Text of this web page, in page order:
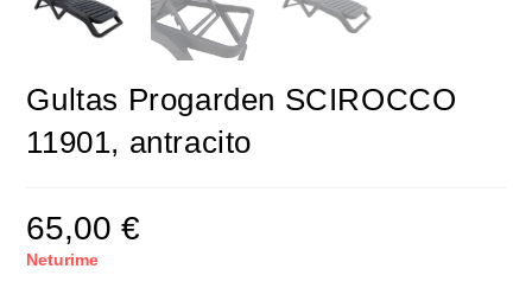
Gultas Progarden SCIROCCO
11901, antracito
65,00€
Neturime